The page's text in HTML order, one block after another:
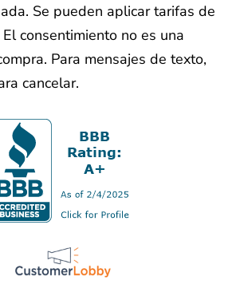
Se pueden aplicar tarifas de
consentimiento no es una
Para mensajes de texto,
cancelar.